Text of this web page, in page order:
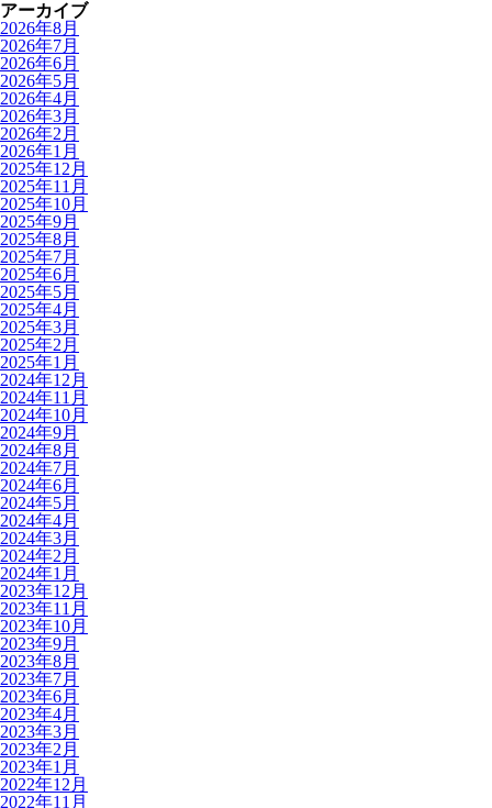
アーカイブ
2026年8月
2026年7月
2026年6月
2026年5月
2026年4月
2026年3月
2026年2月
2026年1月
2025年12月
2025年11月
2025年10月
2025年9月
2025年8月
2025年7月
2025年6月
2025年5月
2025年4月
2025年3月
2025年2月
2025年1月
2024年12月
2024年11月
2024年10月
2024年9月
2024年8月
2024年7月
2024年6月
2024年5月
2024年4月
2024年3月
2024年2月
2024年1月
2023年12月
2023年11月
2023年10月
2023年9月
2023年8月
2023年7月
2023年6月
2023年4月
2023年3月
2023年2月
2023年1月
2022年12月
2022年11月